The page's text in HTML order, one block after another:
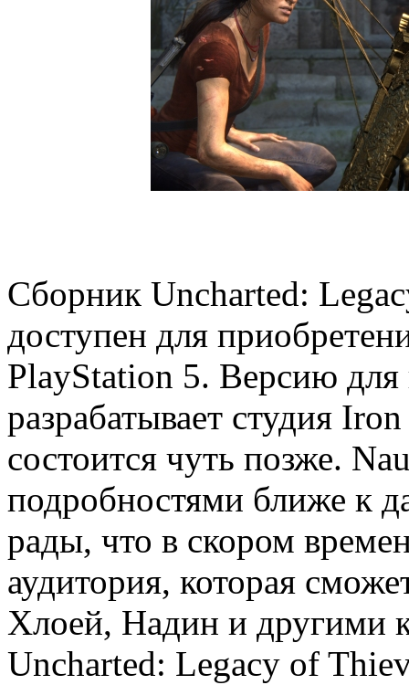
Сборник Uncharted:
доступен для
PlayStation 5. Версию
разрабатывает студия
состоится чуть позже.
подробностями ближе к
рады, что в скором
аудитория, которая
Хлоей, Надин и другими
Uncharted: Legacy of